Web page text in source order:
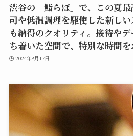
渋谷の「鮨らぼ」で、この夏
司や低温調理を駆使した新し
も納得のクオリティ。接待や
ち着いた空間で、特別な時間を
2024年8月17日